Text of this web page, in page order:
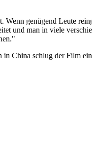
genügend Leute
und man in viele
China schlug der Film